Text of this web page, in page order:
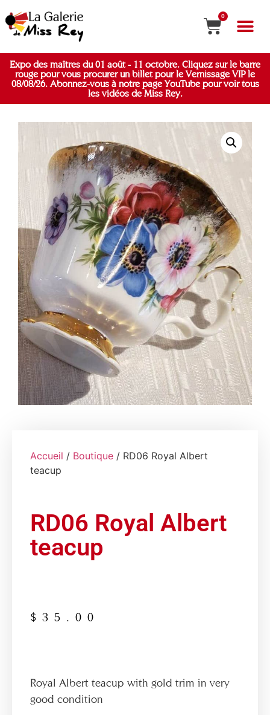
0
Expo des maîtres du 01 août - 11 octobre. Cliquez sur le barre
rouge pour vous procurer un billet pour le Vernissage VIP le
08/08/26. Abonnez-vous à notre page YouTube pour voir tous
les vidéos de Miss Rey.
Accueil / Boutique / RD06 Royal Albert
teacup
RD06 Royal Albert
teacup
$ 35.00
Royal Albert teacup with gold trim in very
good condition